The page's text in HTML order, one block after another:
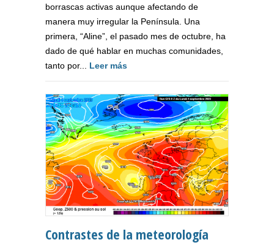
borrascas activas aunque afectando de
manera muy irregular la Península. Una
primera, “Aline”, el pasado mes de octubre, ha
dado de qué hablar en muchas comunidades,
tanto por... Leer más
Contrastes de la meteorología